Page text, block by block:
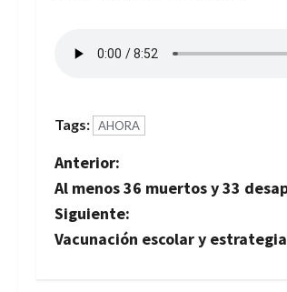
Tags: AHORA
N
a
v
Anterior:
Al menos 36 muertos y 33
Siguiente:
Vacunación escolar y